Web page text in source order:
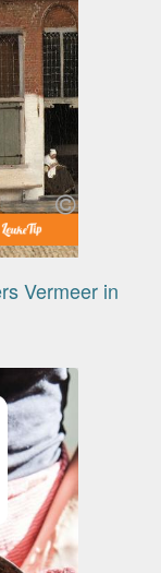
Vermeer in